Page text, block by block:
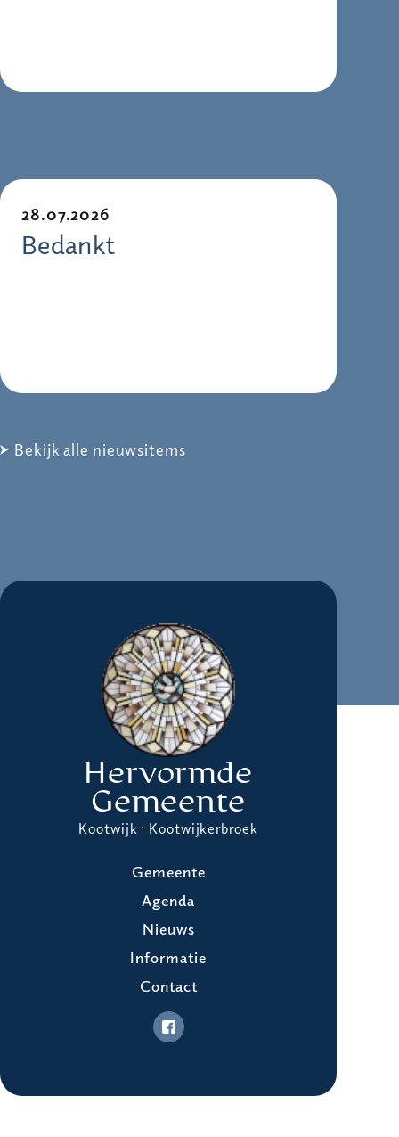
28.07.2026
Bedankt
Bekijk alle nieuwsitems
Hervormde
Gemeente
Kootwijk · Kootwijkerbroek
Gemeente
Agenda
Nieuws
Informatie
Contact